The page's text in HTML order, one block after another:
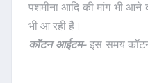
पशमीना आदि की मांग भी आने
भी आ रही है।
कॉटन आईटम-इस समय